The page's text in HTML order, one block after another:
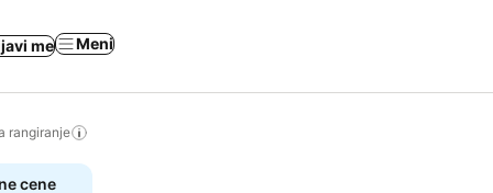
me Meni
rangiranje
cene